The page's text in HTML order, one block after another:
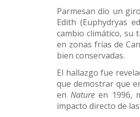
Parmesan dio un
Edith (Euphydryas
cambio climático, su
en zonas frías de
bien conservadas.
El hallazgo fue
que demostrar que
en Natureen 1996,
impacto directo de